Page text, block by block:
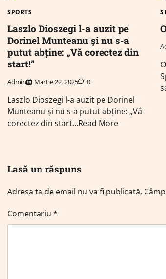
SPORTS
Laszlo Dioszegi l-a auzit pe
Dorinel Munteanu și nu s-a
putut abține: „Vă corectez din
start!”
Admin Martie 22, 2025 0
Laszlo Dioszegi l-a auzit pe Dorinel
Munteanu și nu s-a putut abține: „Vă
corectez din start…Read More
Lasă un răspuns
Adresa ta de email nu va fi publicată.
Comentariu *